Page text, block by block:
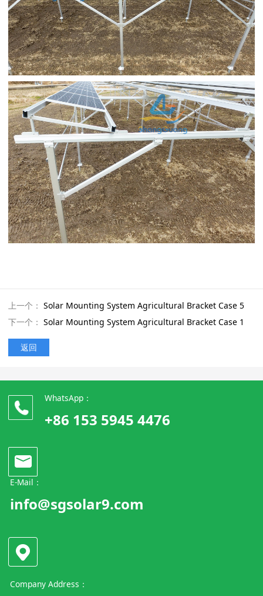
上一个： Solar Mounting System Agricultural Bracket Case 5
下一个： Solar Mounting System Agricultural Bracket Case 1
返回
WhatsApp：
+86 153 5945 4476
E-Mail：
info@sgsolar9.com
Company Address：